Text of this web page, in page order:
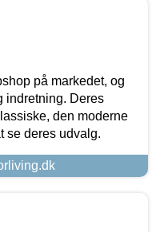
på markedet, og
indretning. Deres
den moderne
se deres udvalg.